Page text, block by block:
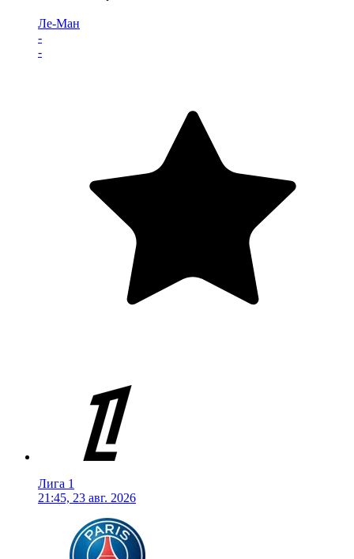
Ле-Ман
-
-
Лига 1
21:45, 23 авг. 2026